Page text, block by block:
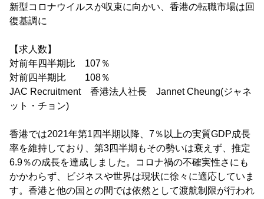
新型コロナウイルスが収束に向かい、香港の転職市場は回
復基調に
【求人数】
対前年四半期比 107％
対前四半期比 108％
JAC Recruitment 香港法人社長 Jannet Cheung(ジャネ
ット・チョン)
香港では2021年第1四半期以降、7％以上の実質GDP成長
率を維持しており、第3四半期もその勢いは衰えず、推定
6.9％の成長を達成しました。コロナ禍の不確実性さにも
かかわらず、ビジネスや世界は現状に徐々に適応していま
す。香港と他の国との間では依然として渡航制限が行われ